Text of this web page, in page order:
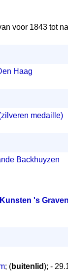
voor 1843 tot
Haag
medaille)
Backhuyzen
's
; (buitenlid); -